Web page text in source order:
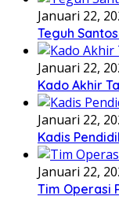
Januari 22,
Teguh
Januari 22,
Kado Akhir
Januari 22,
Kadis
Januari 22,
Tim Operasi